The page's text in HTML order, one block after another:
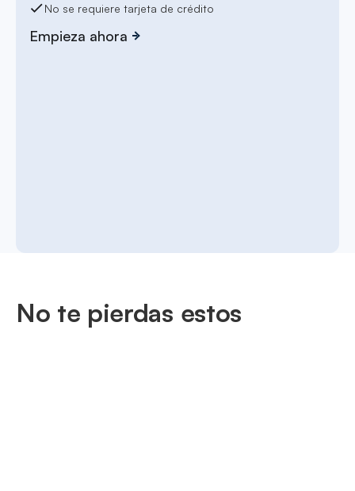
No se requiere tarjeta de crédito
Empieza ahora
No te pierdas estos